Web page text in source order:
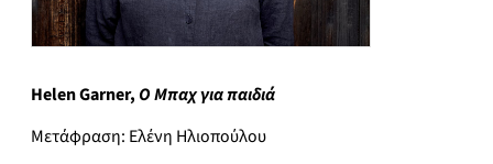
Helen Garner, Ο Μπαχ για παιδιά
Μετάφραση: Ελένη Ηλιοπούλου